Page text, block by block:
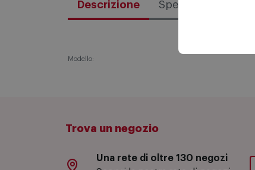
Descrizione Specifiche tecniche